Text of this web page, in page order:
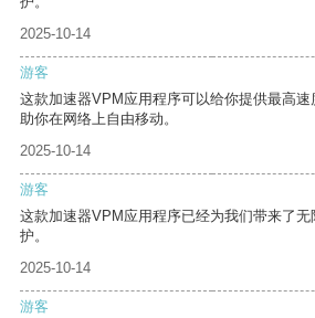
2025-10-14
游客
这款加速器VPM应用程序可以给你提供最高
助你在网络上自由移动。
2025-10-14
游客
这款加速器VPM应用程序已经为我们带来了
护。
2025-10-14
游客